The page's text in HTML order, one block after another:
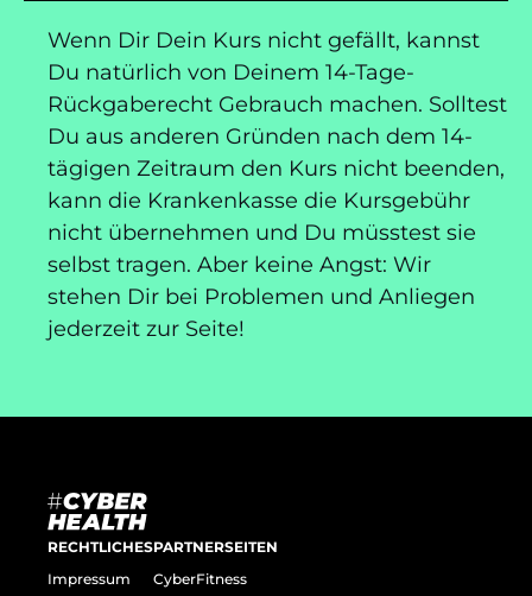
Wenn Dir Dein Kurs nicht gefällt, kannst
Du natürlich von Deinem 14-Tage-
Rückgaberecht Gebrauch machen. Solltest
Du aus anderen Gründen nach dem 14-
tägigen Zeitraum den Kurs nicht beenden,
kann die Krankenkasse die Kursgebühr
nicht übernehmen und Du müsstest sie
selbst tragen. Aber keine Angst: Wir
stehen Dir bei Problemen und Anliegen
jederzeit zur Seite!
RECHTLICHES
Impressum
PARTNERSEITEN
CyberFitness